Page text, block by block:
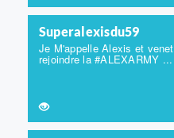
Superalexisdu59
Je M'appelle Alexis et venet
rejoindre la #ALEXARMY ...